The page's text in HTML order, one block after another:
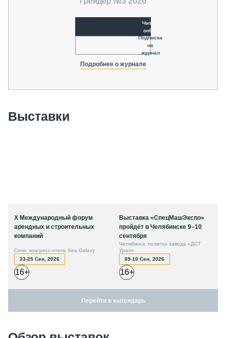
Читать
online
Подписка
на
журнал
Подробнее о журнале
Выставки
X Международный форум
арендных и строительных
компаний
Сочи, конгресс-отель Sea Galaxy
23-25 Сен, 2026
16+
Выставка «СпецМашЭкспо»
пройдёт в Челябинске 9–10
сентября
Челябинск, полигон завода «ДСТ
Урал»
09-10 Сен, 2026
16+
Перейти в календарь